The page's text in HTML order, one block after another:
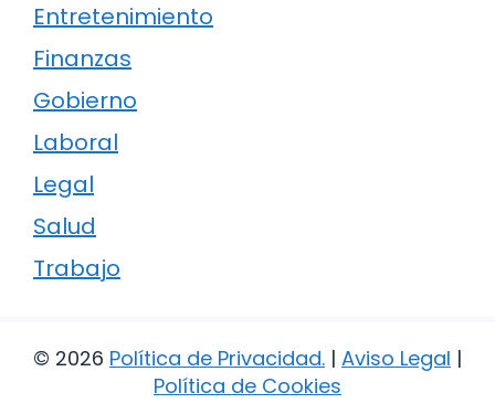
Entretenimiento
Finanzas
Gobierno
Laboral
Legal
Salud
Trabajo
© 2026 Política de Privacidad. | Aviso Legal |
Política de Cookies